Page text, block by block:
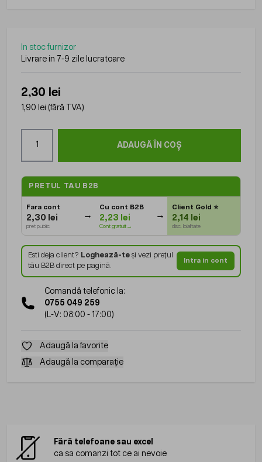
In stoc furnizor
Livrare in 7-9 zile lucratoare
2,30 lei
1,90 lei (fără TVA)
ADAUGĂ ÎN COȘ
PRETUL TAU B2B
Fara cont
2,30 lei
pret public
Cu cont B2B
2,23 lei
Cont gratuit→
Client Gold⭐
2,14 lei
disc. loialitate
Esti deja client? Loghează-teși vezi prețul
tău B2B direct pe pagină.
Intra in cont
Comandă telefonic la:
0755 049 259
(L-V: 08:00 - 17:00)
Adaugă la favorite
Adaugă la comparație
Fără telefoane sau excel
ca sa comanzi tot ce ai nevoie